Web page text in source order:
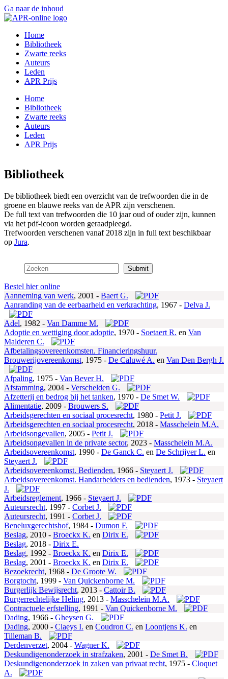
Ga naar de inhoud
Home
Bibliotheek
Zwarte reeks
Auteurs
Leden
APR Prijs
Home
Bibliotheek
Zwarte reeks
Auteurs
Leden
APR Prijs
Bibliotheek
De bibliotheek biedt een overzicht van de trefwoorden die in de
groene en blauwe reeks van de APR zijn verschenen.
De full text van trefwoorden die 10 jaar oud of ouder zijn, kunnen
via het pdf-icoon worden geraadpleegd.
Trefwoorden verschenen vanaf 2018 zijn in full text beschikbaar
op Jura.
Bestel hier online
Aanneming van werk, 2001 - Baert G.
Aanranding van de eerbaarheid en verkrachting, 1967 - Delva J.
Adel, 1982 - Van Damme M.
Adoptie en wettiging door adoptie, 1970 - Soetaert R. en Van
Malderen C.
Afbetalingsovereenkomsten. Financieringshuur.
Brouwerijovereenkomst, 1975 - De Caluwé A. en Van Den Bergh J.
Afpaling, 1975 - Van Bever H.
Afstamming, 2004 - Verschelden G.
Afzetterij en bedrog bij het tanken, 1970 - De Smet W.
Alimentatie, 2009 - Brouwers S.
Arbeidsgerechten en sociaal procesrecht, 1980 - Petit J.
Arbeidsgerechten en sociaal procesrecht, 2018 - Masschelein M.A.
Arbeidsongevallen, 2005 - Petit J.
Arbeidsongevallen in de private sector, 2023 - Masschelein M.A.
Arbeidsovereenkomst, 1990 - De Ganck C. en De Schrijver L. en
Steyaert J.
Arbeidsovereenkomst. Bedienden, 1966 - Steyaert J.
Arbeidsovereenkomst. Handarbeiders en bedienden, 1973 - Steyaert
J.
Arbeidsreglement, 1966 - Steyaert J.
Auteursrecht, 1997 - Corbet J.
Auteursrecht, 1991 - Corbet J.
Beneluxgerechtshof, 1984 - Dumon F.
Beslag, 2010 - Broeckx K. en Dirix E.
Beslag, 2018 - Dirix E.
Beslag, 1992 - Broeckx K. en Dirix E.
Beslag, 2001 - Broeckx K. en Dirix E.
Bezoekrecht, 1968 - De Groote W.
Borgtocht, 1999 - Van Quickenborne M.
Burgerlijk Bewijsrecht, 2013 - Cattoir B.
Burgerrechtelijke Heling, 2013 - Masschelein M.A.
Contractuele erfstelling, 1991 - Van Quickenborne M.
Dading, 1966 - Gheysen G.
Dading, 2000 - Claeys I. en Coudron C. en Loontjens K. en
Tilleman B.
Derdenverzet, 2004 - Wagner K.
Deskundigenonderzoek in strafzaken, 2001 - De Smet B.
Deskundigenonderzoek in zaken van privaat recht, 1975 - Cloquet
A.